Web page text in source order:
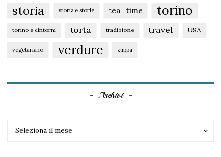
storia storia e storie tea_time torino
torino e dintorni torta tradizione travel USA
vegetariano verdure zuppa
Archivi
Seleziona il mese